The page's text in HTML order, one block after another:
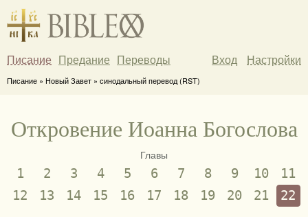
Писание Предание Переводы Вход Настройки
Писание » Новый Завет » синодальный перевод (RST)
Откровение Иоанна Богослова
Главы
1 2 3 4 5 6 7 8 9 10
11
12
13 14 15 16 17 18 19 20 21 22